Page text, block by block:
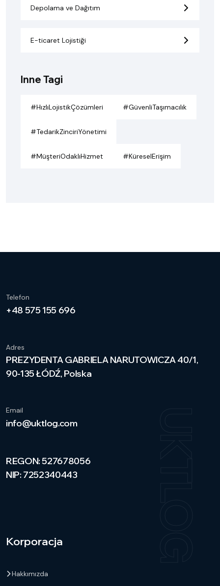
Depolama ve Dağıtım
E-ticaret Lojistiği
Inne Tagi
#HızlıLojistikÇözümleri #GüvenliTaşımacılık
#TedarikZinciriYönetimi
#MüşteriOdaklıHizmet #KüreselErişim
Telefon
+48 575 155 696
Adres
PREZYDENTA GABRIELA NARUTOWICZA 40/1,
90-135 ŁÓDŹ, Polska
Email
info@uktlog.com
REGON: 527678056
NIP: 7252340443
Korporacja
Hakkımızda